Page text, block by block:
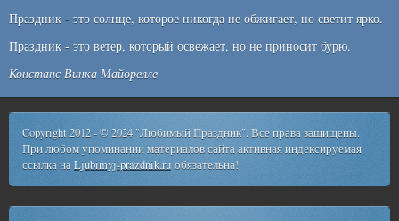
Праздник - это солнце, которое никогда не обжигает, но светит ярко.
Праздник - это ветер, который освежает, но не приносит бурю.
Констанс Винка Майорелле
Copyright 2012 - © 2024 "Любимый Праздник". Все права защищены.
При любом упоминании материалов сайта активная индексируемая
ссылка наLjubimyj-prazdnik.ru обязательна!